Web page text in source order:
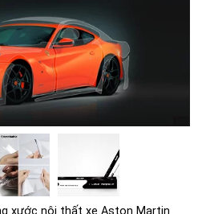
xước nội thất xe Aston Martin